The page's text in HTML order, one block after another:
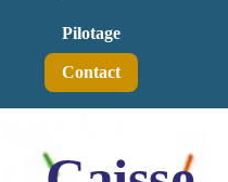
Pilotage
Contact